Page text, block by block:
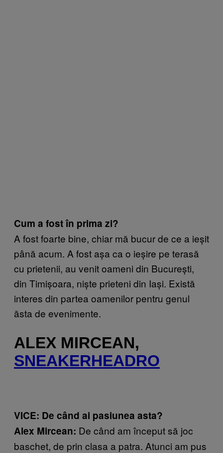
Cum a fost în prima zi?
A fost foarte bine, chiar mă bucur de ce a ieșit
până acum. A fost așa ca o ieșire pe terasă
cu prietenii, au venit oameni din București,
din Timișoara, niște prieteni din Iași. Există
interes din partea oamenilor pentru genul
ăsta de evenimente.
ALEX MIRCEAN,
SNEAKERHEADRO
VICE: De când ai pasiunea asta?
Alex Mircean: De când am început să joc
baschet, de prin clasa a patra. Atunci am pus